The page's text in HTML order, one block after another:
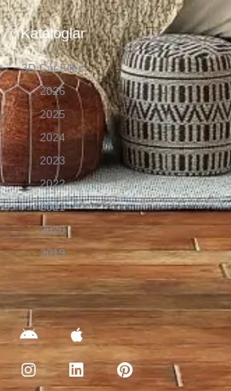
Kataloglar
3D Cat Files
2026
2025
2024
2023
2022
2021
2020
2019